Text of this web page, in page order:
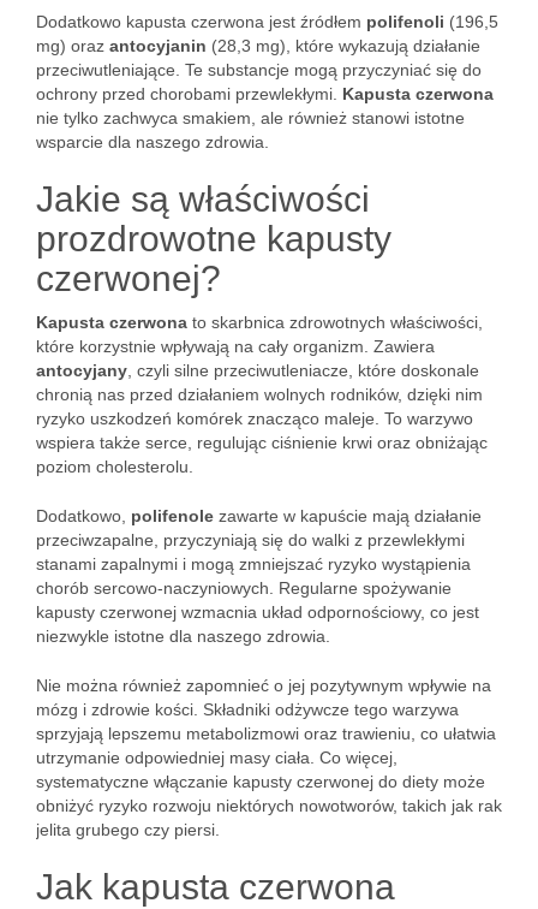
Dodatkowo kapusta czerwona jest źródłem polifenoli (196,5
mg) oraz antocyjanin (28,3 mg), które wykazują działanie
przeciwutleniające. Te substancje mogą przyczyniać się do
ochrony przed chorobami przewlekłymi. Kapusta czerwona
nie tylko zachwyca smakiem, ale również stanowi istotne
wsparcie dla naszego zdrowia.
Jakie są właściwości
prozdrowotne kapusty
czerwonej?
Kapusta czerwona to skarbnica zdrowotnych właściwości,
które korzystnie wpływają na cały organizm. Zawiera
antocyjany , czyli silne przeciwutleniacze, które doskonale
chronią nas przed działaniem wolnych rodników, dzięki nim
ryzyko uszkodzeń komórek znacząco maleje. To warzywo
wspiera także serce, regulując ciśnienie krwi oraz obniżając
poziom cholesterolu.
Dodatkowo, polifenole zawarte w kapuście mają działanie
przeciwzapalne, przyczyniają się do walki z przewlekłymi
stanami zapalnymi i mogą zmniejszać ryzyko wystąpienia
chorób sercowo-naczyniowych. Regularne spożywanie
kapusty czerwonej wzmacnia układ odpornościowy, co jest
niezwykle istotne dla naszego zdrowia.
Nie można również zapomnieć o jej pozytywnym wpływie na
mózg i zdrowie kości. Składniki odżywcze tego warzywa
sprzyjają lepszemu metabolizmowi oraz trawieniu, co ułatwia
utrzymanie odpowiedniej masy ciała. Co więcej,
systematyczne włączanie kapusty czerwonej do diety może
obniżyć ryzyko rozwoju niektórych nowotworów, takich jak rak
jelita grubego czy piersi.
Jak kapusta czerwona